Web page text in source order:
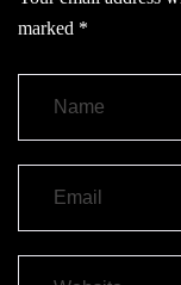
marked *